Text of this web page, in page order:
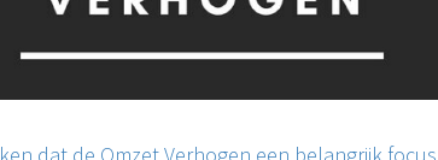
dat de Omzet Verhogen een belangrijk